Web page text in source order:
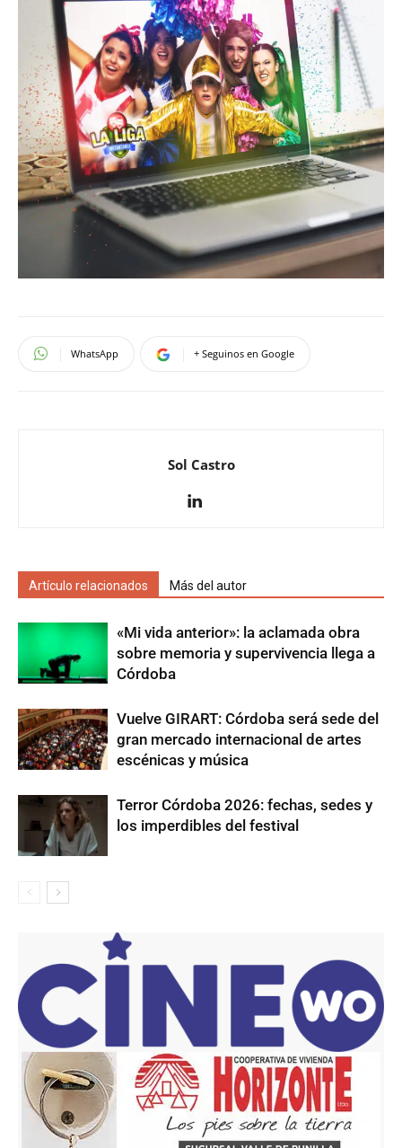
WhatsApp + Seguinos en Google
Sol Castro
Artículo relacionados Más del autor
«Mi vida anterior»: la aclamada obra
sobre memoria y supervivencia llega a
Córdoba
Vuelve GIRART: Córdoba será sede del
gran mercado internacional de artes
escénicas y música
Terror Córdoba 2026: fechas, sedes y
los imperdibles del festival